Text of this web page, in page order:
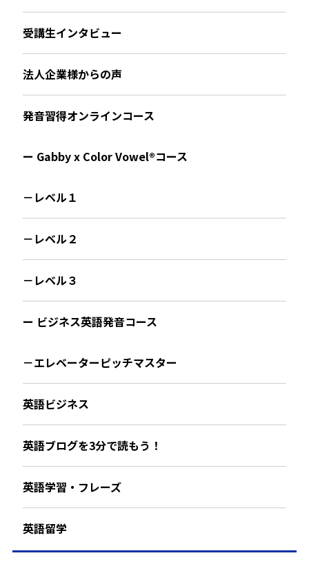
受講生インタビュー
法人企業様からの声
発音習得オンラインコース
ー Gabby x Color Vowel®︎コース
－レベル１
－レベル２
－レベル３
ー ビジネス英語発音コース
－エレベーターピッチマスター
英語ビジネス
英語ブログを3分で読もう！
英語学習・フレーズ
英語留学